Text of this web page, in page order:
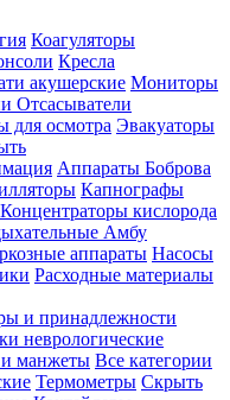
Коагуляторы
Кресла
акушерские Мониторы
Отсасыватели
для осмотра Эвакуаторы
Аппараты Боброва
Капнографы
Концентраторы кислорода
Амбу
аппараты Насосы
Расходные материалы
и принадлежности
неврологические
манжеты Все категории
Термометры Скрыть